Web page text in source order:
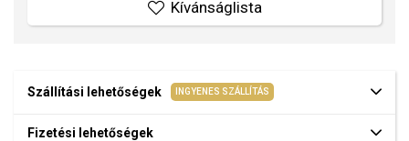
Kívánságlista
Szállítási lehetőségek INGYENES SZÁLLÍTÁS
Fizetési lehetőségek